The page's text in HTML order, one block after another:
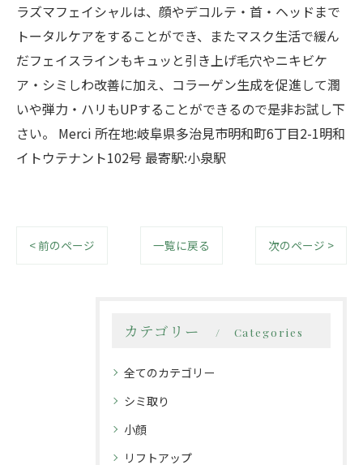
ラズマフェイシャルは、顔やデコルテ・首・ヘッドまで
トータルケアをすることができ、またマスク生活で緩ん
だフェイスラインもキュッと引き上げ毛穴やニキビケ
ア・シミしわ改善に加え、コラーゲン生成を促進して潤
いや弾力・ハリもUPすることができるので是非お試し下
さい。 Merci 所在地:岐阜県多治見市明和町6丁目2-1明和
イトウテナント102号 最寄駅:小泉駅
< 前のページ 一覧に戻る 次のページ >
カテゴリー Categories
全てのカテゴリー
シミ取り
小顔
リフトアップ